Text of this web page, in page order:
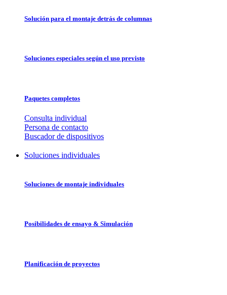
Solución para el montaje detrás de columnas
Soluciones especiales según el uso previsto
Paquetes completos
Consulta individual
Persona de contacto
Buscador de dispositivos
Soluciones individuales
Soluciones de montaje individuales
Posibilidades de ensayo & Simulación
Planificación de proyectos